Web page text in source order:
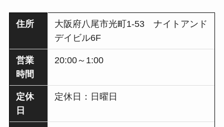
住所
大阪府八尾市光町1-53 ナイトアンド
デイビル6F
営業
時間
20:00～1:00
定休
日
定休日：日曜日